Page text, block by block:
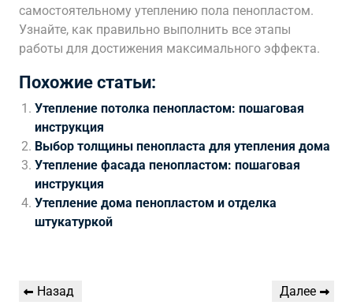
самостоятельному утеплению пола пенопластом.
Узнайте, как правильно выполнить все этапы
работы для достижения максимального эффекта.
Похожие статьи:
Утепление потолка пенопластом: пошаговая
инструкция
Выбор толщины пенопласта для утепления дома
Утепление фасада пенопластом: пошаговая
инструкция
Утепление дома пенопластом и отделка
штукатуркой
Навигация
Предыдущая
Назад
Следующая
Далее